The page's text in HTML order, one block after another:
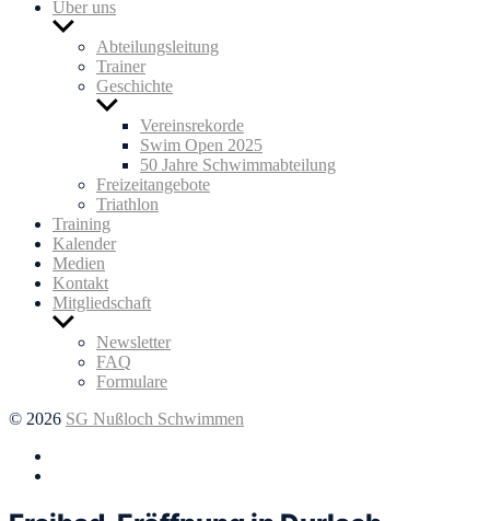
Über uns
Untermenü
anzeigenAbteilungsleitung
Trainer
Geschichte
Untermenü
anzeigenVereinsrekorde
Swim Open 2025
50 Jahre Schwimmabteilung
Freizeitangebote
Triathlon
Training
Kalender
Medien
Kontakt
Mitgliedschaft
Untermenü
anzeigenNewsletter
FAQ
Formulare
© 2026 SG Nußloch Schwimmen